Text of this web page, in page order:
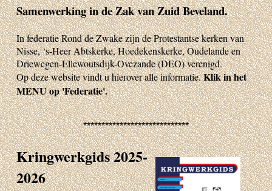
Samenwerking in de Zak van Zuid Beveland.
In federatie Rond de Zwake zijn de Protestantse kerken van
Nisse, ‘s-Heer Abtskerke, Hoedekenskerke, Oudelande en
Driewegen-Ellewoutsdijk-Ovezande (DEO) verenigd.
Op deze website vindt u hierover alle informatie.Klik in het
MENU op 'Federatie'.
*****************************
Kringwerkgids 2025-
2026